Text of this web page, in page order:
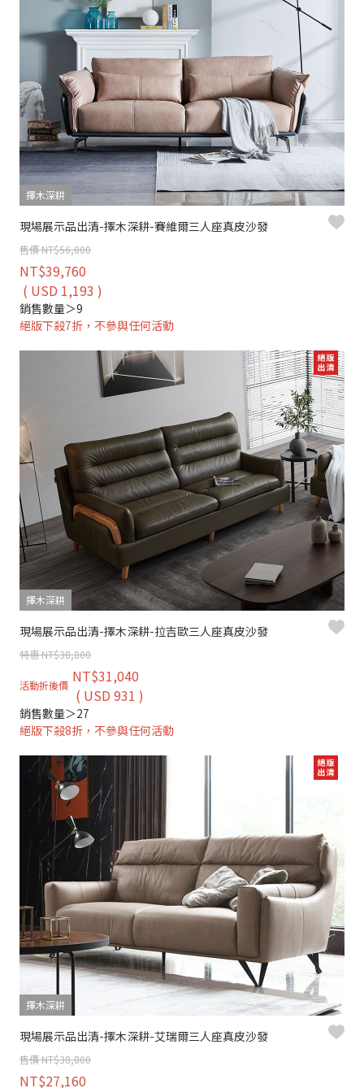
擇木深耕
現場展示品出清-擇木深耕-賽維爾三人座真皮沙發
售價 NT$56,800
NT$39,760
( USD 1,193 )
銷售數量＞9
絕版下殺7折，不參與任何活動
擇木深耕
現場展示品出清-擇木深耕-拉吉歐三人座真皮沙發
特惠 NT$38,800
活動折後價 NT$31,040
( USD 931 )
銷售數量＞27
絕版下殺8折，不參與任何活動
擇木深耕
現場展示品出清-擇木深耕-艾瑞爾三人座真皮沙發
售價 NT$38,800
NT$27,160